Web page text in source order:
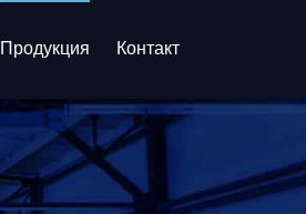
Продукция Контакт